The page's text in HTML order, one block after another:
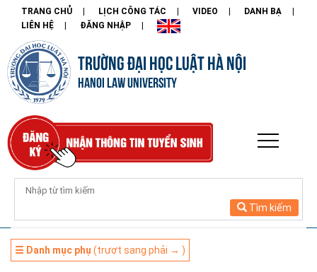
TRANG CHỦ LỊCH CÔNG TÁC VIDEO
DANH BẠ
LIÊN HỆ
ĐĂNG NHẬP
TRƯỜNG ĐẠI HỌC LUẬT HÀ NỘI
HANOI LAW UNIVERSITY
Tìm kiếm
☰ Danh mục phụ (trượt sang phải → )